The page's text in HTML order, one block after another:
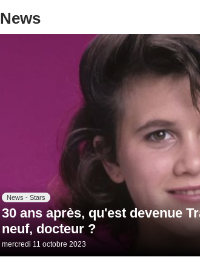
News
News - Stars
30 ans après, qu'est devenue
neuf, docteur ?
mercredi 11 octobre 2023